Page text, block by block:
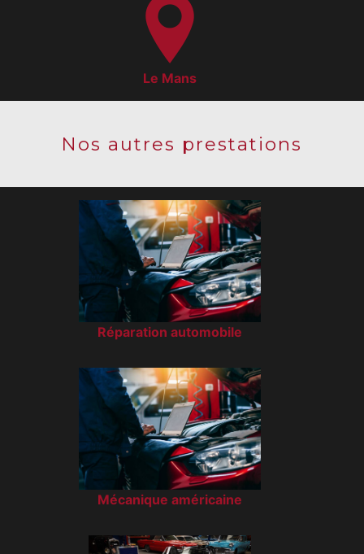
Le Mans
Nos autres prestations
Réparation automobile
Mécanique américaine